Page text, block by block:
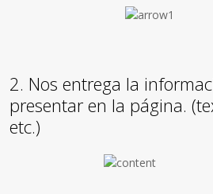
2. Nos entrega la
presentar en la página.
etc.)